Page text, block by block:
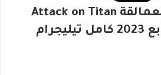
أنمي هجوم العمالقة Attack on Titan